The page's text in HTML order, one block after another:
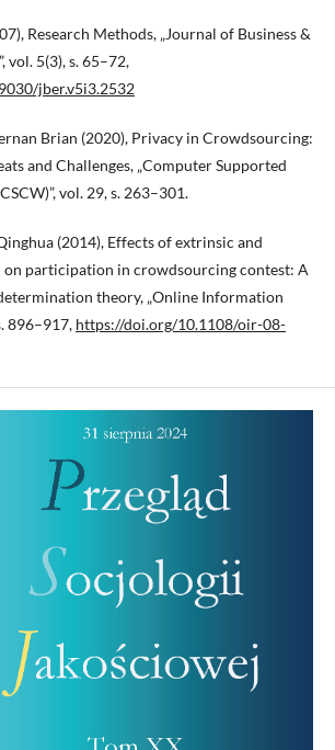
Research Methods, „Journal of Business &
vol. 5(3), s. 65–72,
jber.v5i3.2532
Brian (2020), Privacy in Crowdsourcing:
and Challenges, „Computer Supported
vol. 29, s. 263–301.
(2014), Effects of extrinsic and
participation in crowdsourcing contest: A
theory, „Online Information
896–917, https://doi.org/10.1108/oir-08-